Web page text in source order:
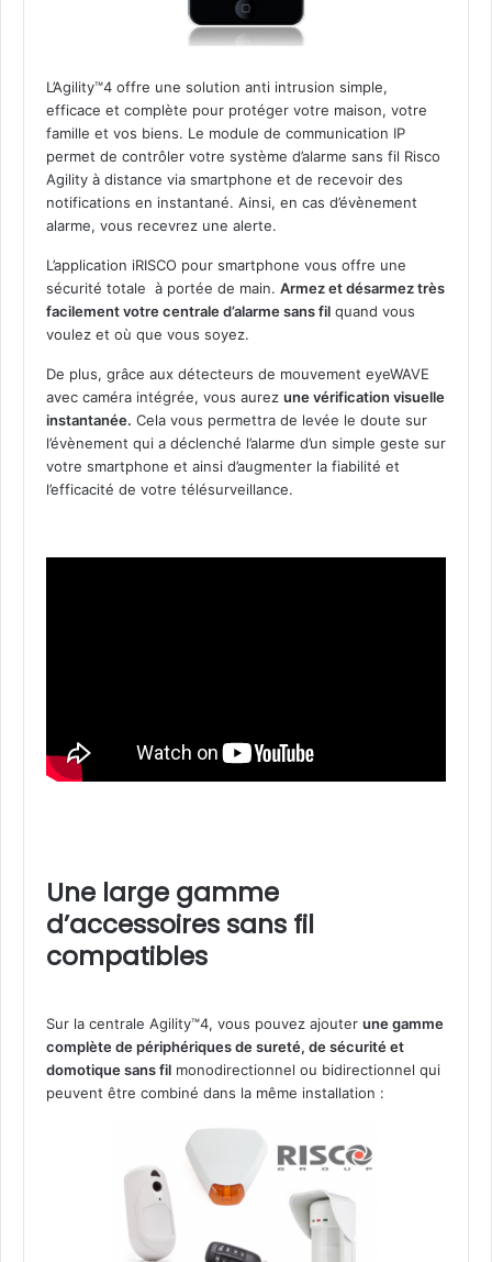
L’Agility™4 offre une solution anti intrusion simple,
efficace et complète pour protéger votre maison, votre
famille et vos biens. Le module de communication IP
permet de contrôler votre système d’alarme sans fil Risco
Agility à distance via smartphone et de recevoir des
notifications en instantané. Ainsi, en cas d’évènement
alarme, vous recevrez une alerte.
L’application iRISCO pour smartphone vous offre une
sécurité totale à portée de main. Armez et désarmez très
facilement votre centrale d’alarme sans fil quand vous
voulez et où que vous soyez.
De plus, grâce aux détecteurs de mouvement eyeWAVE
avec caméra intégrée, vous aurez une vérification visuelle
instantanée. Cela vous permettra de levée le doute sur
l’évènement qui a déclenché l’alarme d’un simple geste sur
votre smartphone et ainsi d’augmenter la fiabilité et
l’efficacité de votre télésurveillance.
Une large gamme
d’accessoires sans fil
compatibles
Sur la centrale Agility™4, vous pouvez ajouter une gamme
complète de périphériques de sureté, de sécurité et
domotique sans fil monodirectionnel ou bidirectionnel qui
peuvent être combiné dans la même installation :